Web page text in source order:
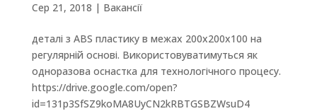
Сер 21, 2018 | Вакансії
деталі з ABS пластику в межах 200х200х100 на
регулярній основі. Використовуватимуться як
одноразова оснастка для технологічного процесу.
https://drive.google.com/open?
id=131p3SfSZ9koMA8UyCN2kRBTGSBZWsuD4